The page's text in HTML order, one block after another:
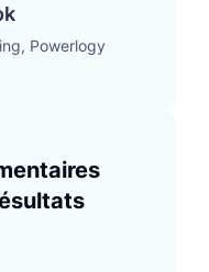
Powerlogy